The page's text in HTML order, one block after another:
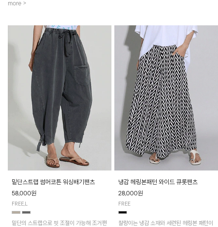
more >
밑단스트랩 썸머코튼 워싱배기팬츠
58,000원
FREE,L
밑단의 스트랩으로 핏 조절이 가능해 조거팬
냉감 헤링본패턴 와이드 큐롯팬츠
28,000원
FREE
찰랑이는 냉감 소재와 세련된 헤링본 패턴이